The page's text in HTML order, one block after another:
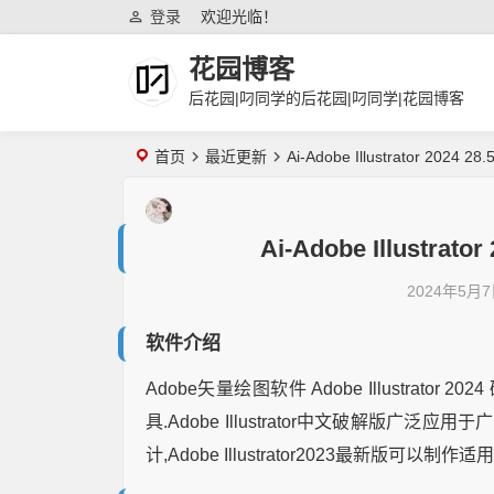
欢迎光临！
登录
花园博客
后花园|叼同学的后花园|叼同学|花园博客
首页 最近更新 Ai-Adobe Illustrator 2024
Ai-Adobe Illustrator
2024年5月7
软件介绍
Adobe矢量绘图软件 Adobe Illustrator
具.Adobe Illustrator中文破解版广泛应用于
计,Adobe Illustrator2023最新版可以制作适